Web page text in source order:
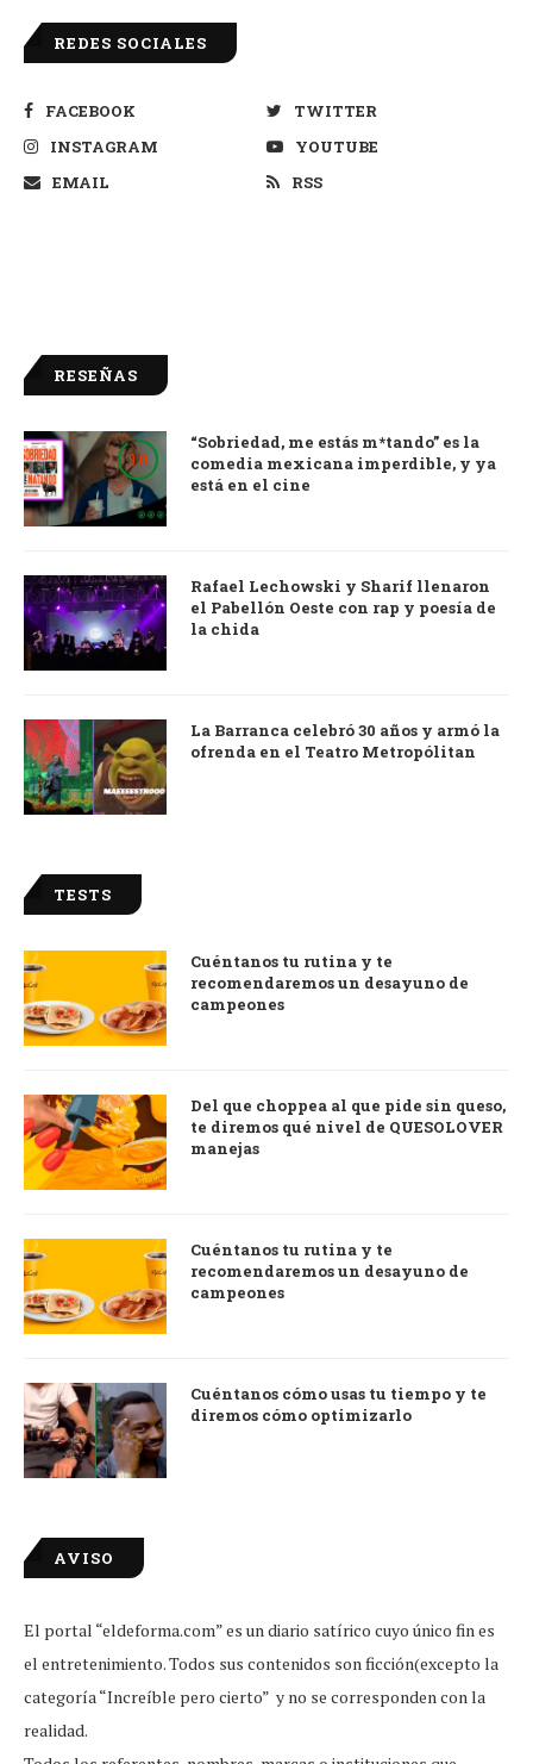
REDES SOCIALES
FACEBOOK
TWITTER
INSTAGRAM
YOUTUBE
EMAIL
RSS
RESEÑAS
9.0
“Sobriedad, me estás m*tando” es la
comedia mexicana imperdible, y ya
está en el cine
Rafael Lechowski y Sharif llenaron
el Pabellón Oeste con rap y poesía de
la chida
La Barranca celebró 30 años y armó la
ofrenda en el Teatro Metropólitan
TESTS
Cuéntanos tu rutina y te
recomendaremos un desayuno de
campeones
Del que choppea al que pide sin queso,
te diremos qué nivel de QUESOLOVER
manejas
Cuéntanos tu rutina y te
recomendaremos un desayuno de
campeones
Cuéntanos cómo usas tu tiempo y te
diremos cómo optimizarlo
AVISO
El portal “eldeforma.com” es un diario satírico cuyo único fin es
el entretenimiento. Todos sus contenidos son ficción(excepto la
categoría “Increíble pero cierto” y no se corresponden con la
realidad.